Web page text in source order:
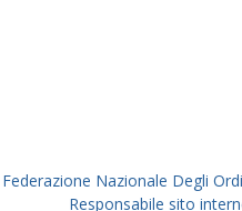
Federazione Nazionale Degli
Responsabile sito